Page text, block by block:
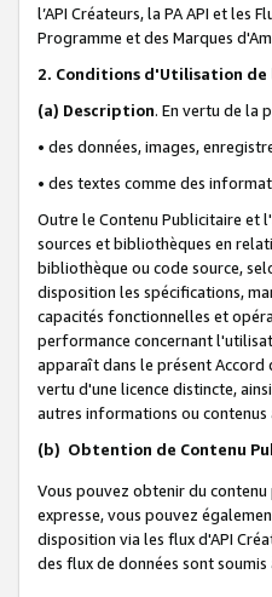
l’API Créateurs, la PA API et
Programme et des Marques
2. Conditions d'Utilisation de
(a) Description. En vertu de la
• des données, images,
• des textes comme des
Outre le Contenu Publicitaire et
sources et bibliothèques en
bibliothèque ou code source,
disposition les spécifications,
capacités fonctionnelles et
performance concernant
apparaît dans le présent Accord
vertu d'une licence distincte,
autres informations ou contenus
(b) Obtention de Contenu
Vous pouvez obtenir du
expresse, vous pouvez
disposition via les flux d'API
des flux de données sont soumis